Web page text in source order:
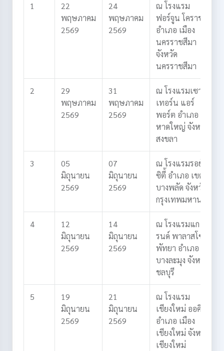
1
22
พฤษภาคม
2569
24
พฤษภาคม
2569
ณ โรงแรม
ฟอร์จูน โคราช
อำเภอ เมือง
นครราชสีมา
จังหวัด
นครราชสีมา
2
29
พฤษภาคม
2569
31
พฤษภาคม
2569
ณ โรงแรมเซาท์
เทอร์น แอร์
พอร์ต อำเภอ
หาดใหญ่ จังหวัด
สงขลา
3
05
มิถุนายน
2569
07
มิถุนายน
2569
ณ โรงแรมรอยัล
ซิตี้ อำเภอ เขต
บางพลัด จังหวัด
กรุงเทพมหานคร
4
12
มิถุนายน
2569
14
มิถุนายน
2569
ณ โรงแรมแก
รนด์ พาลาสโซ่
พัทยา อำเภอ
บางละมุง จังหวัด
ชลบุรี
5
19
มิถุนายน
2569
21
มิถุนายน
2569
ณ โรงแรม
เชียงใหม่ ออคิด
อำเภอ เมือง
เชียงใหม่ จังหวัด
เชียงใหม่